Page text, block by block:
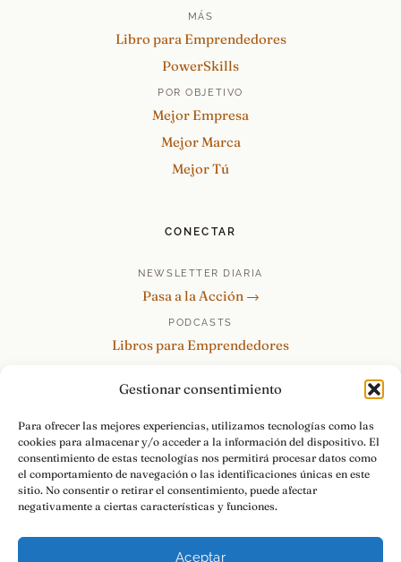
Gestionar consentimiento
Para ofrecer las mejores experiencias, utilizamos tecnologías como las
cookies para almacenar y/o acceder a la información del dispositivo. El
consentimiento de estas tecnologías nos permitirá procesar datos como
el comportamiento de navegación o las identificaciones únicas en este
sitio. No consentir o retirar el consentimiento, puede afectar
negativamente a ciertas características y funciones.
Aceptar
MÁS
Libro para Emprendedores
PowerSkills
POR OBJETIVO
Mejor Empresa
Mejor Marca
Mejor Tú
CONECTAR
NEWSLETTER DIARIA
Pasa a la Acción →
PODCASTS
Libros para Emprendedores
re:Invéntate / PowerSkills
MENTOR360
HABLAMOS
Contacto y consultas →